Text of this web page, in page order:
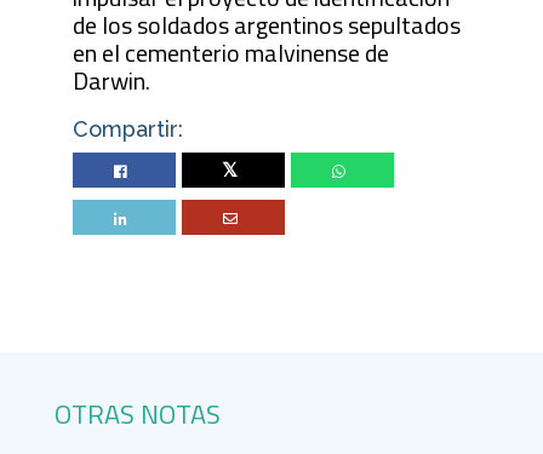
de los soldados argentinos sepultados
en el cementerio malvinense de
Darwin.
Compartir:
Twitter
OTRAS NOTAS